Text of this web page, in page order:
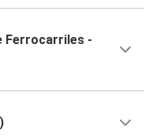
Ferrocarriles -